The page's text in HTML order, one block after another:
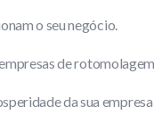
o seu negócio.
de
da sua